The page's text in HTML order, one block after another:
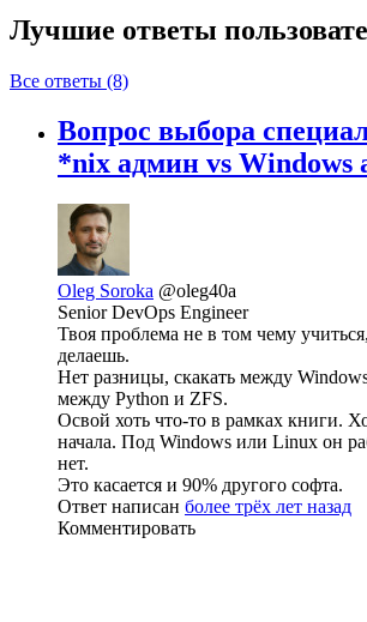
Лучшие ответы
Все ответы (8)
Вопрос выбора
*nix админ vs Windows
Oleg Soroka @oleg40a
Senior DevOps Engineer
Твоя проблема не в том чему
делаешь.
Нет разницы, скакать между
между Python и ZFS.
Освой хоть что-то в рамках книги.
начала. Под Windows или Linux он
нет.
Это касается и 90% другого софта.
Ответ написан более трёх лет назад
Комментировать